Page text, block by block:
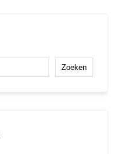
Zoeken